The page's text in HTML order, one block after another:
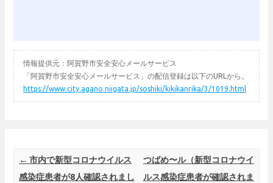
情報提供元：阿賀野市安全安心メールサービス
「阿賀野市安全安心メールサービス」の配信登録は以下のURLから。
https://www.city.agano.niigata.jp/soshiki/kikikanrika/3/1019.html
Post navigation
← 市内で新型コロナウイルス
感染症患者が8人確認されまし
つばめ〜ル（新型コロナウイ
ルス感染症患者が確認されま